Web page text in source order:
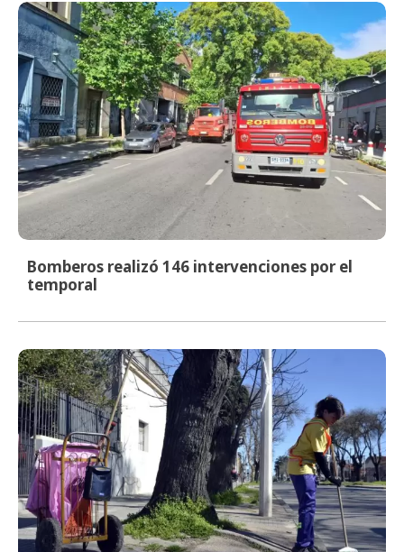
Bomberos realizó 146 intervenciones por el
temporal